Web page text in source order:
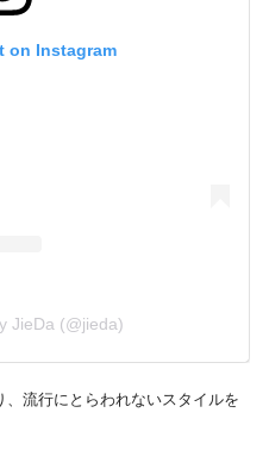
on Instagram
JieDa (@jieda)
流行にとらわれないスタイルを